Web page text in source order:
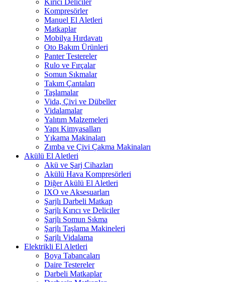
Kırıcı Deliciler
Kompresörler
Manuel El Aletleri
Matkaplar
Mobilya Hırdavatı
Oto Bakım Ürünleri
Panter Testereler
Rulo ve Fırçalar
Somun Sıkmalar
Takım Çantaları
Taşlamalar
Vida, Çivi ve Dübeller
Vidalamalar
Yalıtım Malzemeleri
Yapı Kimyasalları
Yıkama Makinaları
Zımba ve Çivi Çakma Makinaları
Akülü El Aletleri
Akü ve Şarj Cihazları
Akülü Hava Kompresörleri
Diğer Akülü El Aletleri
IXO ve Aksesuarları
Şarjlı Darbeli Matkap
Şarjlı Kırıcı ve Deliciler
Şarjlı Somun Sıkma
Şarjlı Taşlama Makineleri
Şarjlı Vidalama
Elektrikli El Aletleri
Boya Tabancaları
Daire Testereler
Darbeli Matkaplar